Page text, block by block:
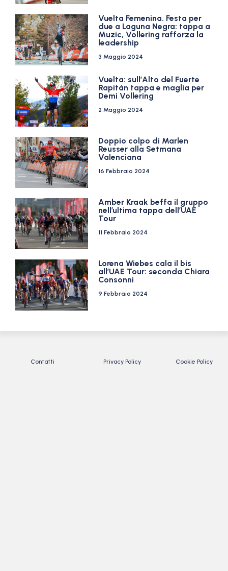
Vuelta Femenina. Festa per
due a Laguna Negra: tappa a
Muzic, Vollering rafforza la
leadership
3 Maggio 2024
Vuelta: sull’Alto del Fuerte
Rapitán tappa e maglia per
Demi Vollering
2 Maggio 2024
Doppio colpo di Marlen
Reusser alla Setmana
Valenciana
16 Febbraio 2024
Amber Kraak beffa il gruppo
nell’ultima tappa dell’UAE
Tour
11 Febbraio 2024
Lorena Wiebes cala il bis
all’UAE Tour: seconda Chiara
Consonni
9 Febbraio 2024
Contatti Privacy Policy Cookie Policy